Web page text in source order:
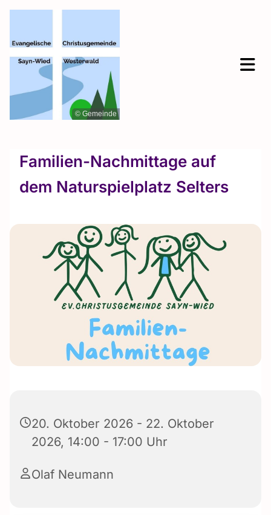
© Gemeinde
Familien-Nachmittage auf
dem Naturspielplatz Selters
20. Oktober 2026 - 22. Oktober
2026, 14:00 - 17:00 Uhr
Olaf Neumann